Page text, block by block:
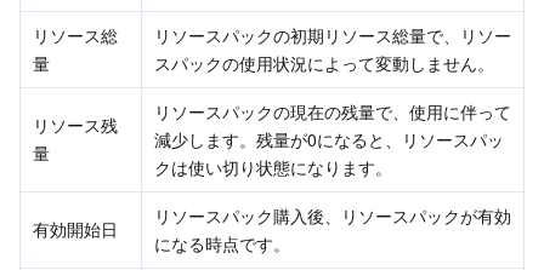
Global Application Acceleration Platform
Tencent Cloud TCHouse-D
Tencent Cloud TCHouse-P
Tencent Cloud WeData
Business Intelligence
Optical Character Recognition
Face Fusion
LLM Knowledge Engine Basic API
Image Creation Large Model
Video Creation Large Model
Tencent HY 3D Global
IoT Hub
Message Queue
TDMQ for CKafka
TDMQ for RocketMQ
TDMQ for RabbitMQ
コミュニケーション
Short Message Service
Tencent Push Notification Service
リアルタイムのインタラクション
リソース総
量
リソースパックの初期リソース総量で、リソー
スパックの使用状況によって変動しません。
リソース残
量
リソースパックの現在の残量で、使用に伴って
減少します。残量が0になると、リソースパッ
クは使い切り状態になります。
有効開始日
リソースパック購入後、リソースパックが有効
になる時点です。